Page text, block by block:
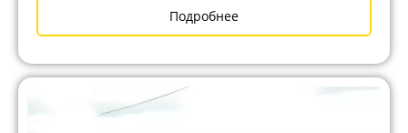
Подробнее